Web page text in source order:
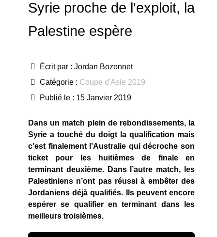
Syrie proche de l'exploit, la
Palestine espère
Écrit par : Jordan Bozonnet
Catégorie : Coupe d'Asie 2019
Publié le : 15 Janvier 2019
Dans un match plein de rebondissements, la
Syrie a touché du doigt la qualification mais
c’est finalement l’Australie qui décroche son
ticket pour les huitièmes de finale en
terminant deuxième. Dans l’autre match, les
Palestiniens n’ont pas réussi à embêter des
Jordaniens déjà qualifiés. Ils peuvent encore
espérer se qualifier en terminant dans les
meilleurs troisièmes.